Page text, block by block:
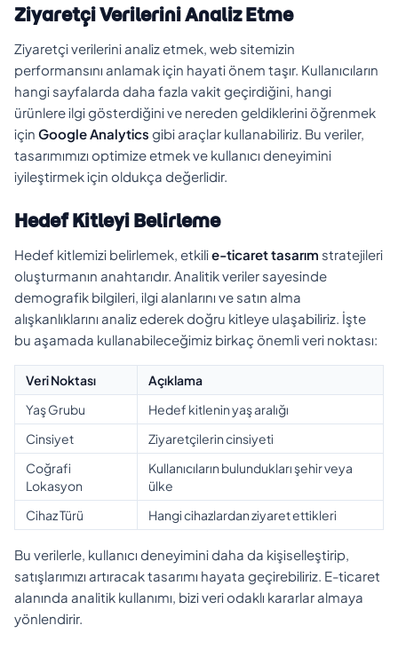
Ziyaretçi Verilerini Analiz Etme
Ziyaretçi verilerini analiz etmek, web sitemizin
performansını anlamak için hayati önem taşır. Kullanıcıların
hangi sayfalarda daha fazla vakit geçirdiğini, hangi
ürünlere ilgi gösterdiğini ve nereden geldiklerini öğrenmek
için Google Analytics gibi araçlar kullanabiliriz. Bu veriler,
tasarımımızı optimize etmek ve kullanıcı deneyimini
iyileştirmek için oldukça değerlidir.
Hedef Kitleyi Belirleme
Hedef kitlemizi belirlemek, etkilie-ticaret tasarım stratejileri
oluşturmanın anahtarıdır. Analitik veriler sayesinde
demografik bilgileri, ilgi alanlarını ve satın alma
alışkanlıklarını analiz ederek doğru kitleye ulaşabiliriz. İşte
bu aşamada kullanabileceğimiz birkaç önemli veri noktası:
Veri Noktası
Açıklama
Yaş Grubu
Hedef kitlenin yaş aralığı
Cinsiyet
Ziyaretçilerin cinsiyeti
Coğrafi
Lokasyon
Kullanıcıların bulundukları şehir veya
ülke
Cihaz Türü
Hangi cihazlardan ziyaret ettikleri
Bu verilerle, kullanıcı deneyimini daha da kişiselleştirip,
satışlarımızı artıracak tasarımı hayata geçirebiliriz. E-ticaret
alanında analitik kullanımı, bizi veri odaklı kararlar almaya
yönlendirir.